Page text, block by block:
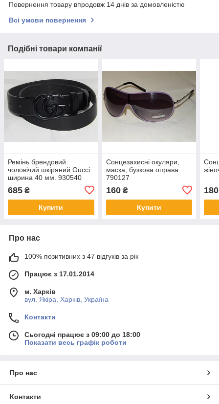
Повернення товару впродовж 14 днів за домовленістю
Всі умови повернення
Подібні товари компанії
Ремінь брендовий
чоловічий шкіряний Gucci
ширина 40 мм. 930540
685 ₴
Купити
Сонцезахисні окуляри,
маска, бузкова оправа
790127
160₴
Купити
180
Про нас
100% позитивних з 47 відгуків за рік
Працює з 17.01.2014
м. Харків
вул. Якіра, Харків, Україна
Контакти
Сьогодні працює з 09:00 до 18:00
Показати весь графік роботи
Про нас
Контакти